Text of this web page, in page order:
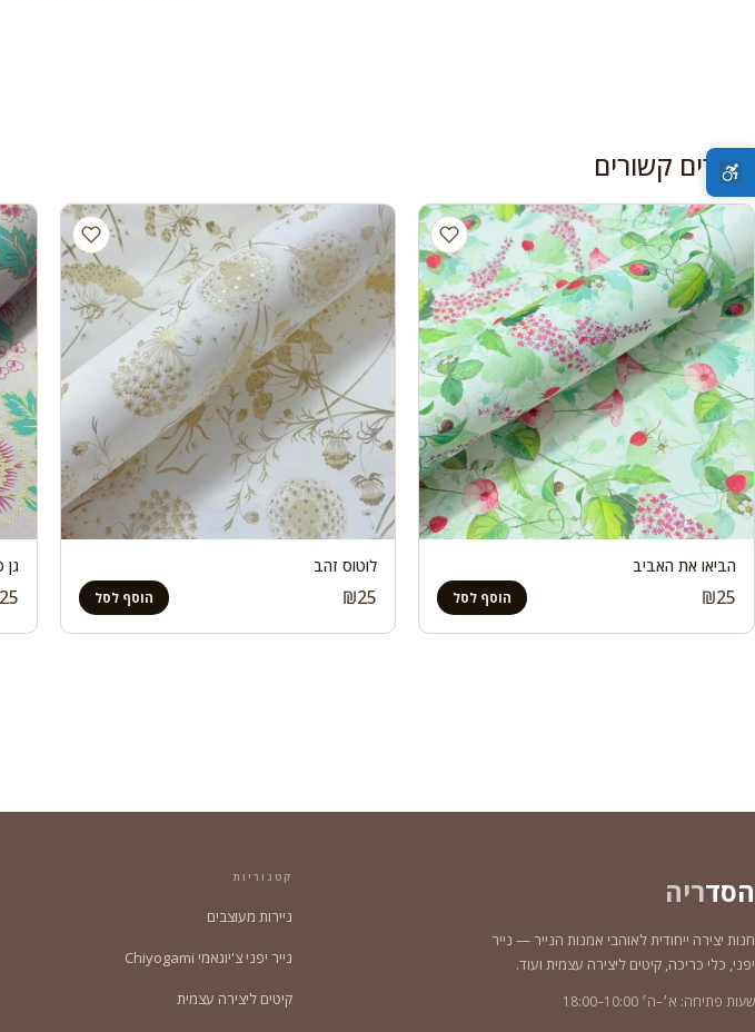
מוצרים קשורים
הביאו את האביב
₪25 הוסף לסל
לוטוס זהב
₪25 הוסף לסל 25
הסדריה
חנות יצירה ייחודית לאוהבי אמנות הנייר — נייר
יפני, כלי כריכה, קיטים ליצירה עצמית ועוד.
שעות פתיחה: א׳–ה׳ 10:00–18:00
קטגוריות
ניירות מעוצבים
נייר יפני צ'יוגאמי Chiyogami
קיטים ליצירה עצמית